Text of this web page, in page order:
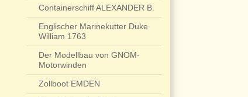
Containerschiff ALEXANDER B.
Englischer Marinekutter Duke
William 1763
Der Modellbau von GNOM-
Motorwinden
Zollboot EMDEN